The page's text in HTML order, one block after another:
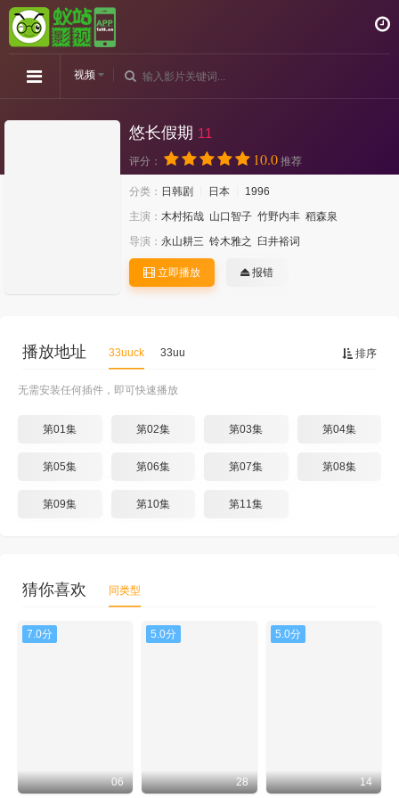
视频
悠长假期 11
评分： 10.0 推荐
分类： 日韩剧 日本
1996
主演： 木村拓哉 山口智子 竹野内丰 稻森泉
导演： 永山耕三 铃木雅之 臼井裕词
立即播放 报错
排序
播放地址 33uuck 33uu
无需安装任何插件，即可快速播放
第01集 第02集 第03集 第04集
第05集 第06集 第07集 第08集
第09集 第10集 第11集
猜你喜欢 同类型
7.0分
06
5.0分
28
5.0分
14